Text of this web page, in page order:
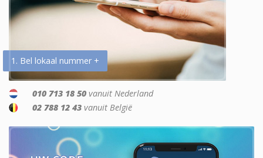
1. Bel lokaal nummer +
010 713 18 50 vanuit Nederland
02 788 12 43 vanuit België